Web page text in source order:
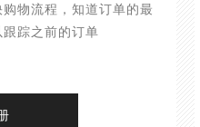
物流程，知道订单的最
踪之前的订单